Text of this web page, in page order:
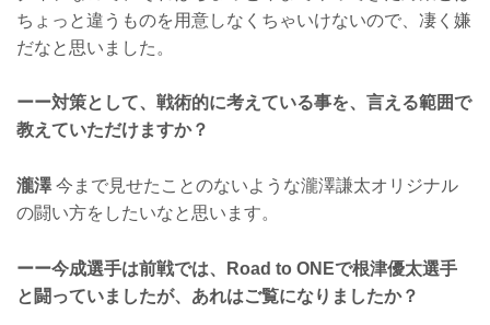
ちょっと違うものを用意しなくちゃいけないので、凄く嫌
だなと思いました。
ーー対策として、戦術的に考えている事を、言える範囲で
教えていただけますか？
瀧澤今まで見せたことのないような瀧澤謙太オリジナル
の闘い方をしたいなと思います。
ーー今成選手は前戦では、Road to ONEで根津優太選手
と闘っていましたが、あれはご覧になりましたか？